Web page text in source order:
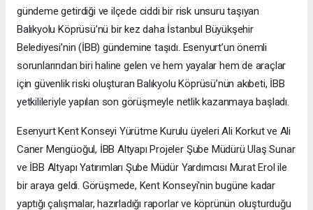
gündeme getirdiği ve ilçede ciddi bir risk unsuru taşıyan
Balıkyolu Köprüsü’nü bir kez daha İstanbul Büyükşehir
Belediyesi’nin (İBB) gündemine taşıdı. Esenyurt’un önemli
sorunlarından biri haline gelen ve hem yayalar hem de araçlar
için güvenlik riski oluşturan Balıkyolu Köprüsü’nün akıbeti, İBB
yetkilileriyle yapılan son görüşmeyle netlik kazanmaya başladı.
Esenyurt Kent Konseyi Yürütme Kurulu üyeleri Ali Korkut ve Ali
Caner Mengüoğul, İBB Altyapı Projeler Şube Müdürü Ulaş Sunar
ve İBB Altyapı Yatırımları Şube Müdür Yardımcısı Murat Erol ile
bir araya geldi. Görüşmede, Kent Konseyi'nin bugüne kadar
yaptığı çalışmalar, hazırladığı raporlar ve köprünün oluşturduğu